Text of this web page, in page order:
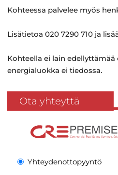
Kohteessa palvelee myös
Lisätietoa 020 7290 710 ja
Kohteella ei lain
energialuokka ei tiedossa.
Ota yhteyttä
Yhteydenottopyyntö